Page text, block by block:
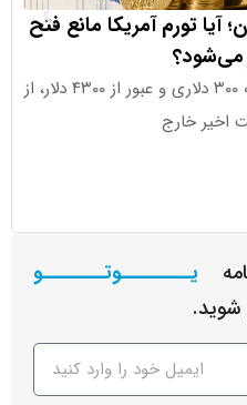
آمریکا مانع فتح
در یک نگاه طلا با جهش نزدیک به ۳۰۰ دلاری و عبور از ۴۳۰۰ دلار، از
دلایل
سنای